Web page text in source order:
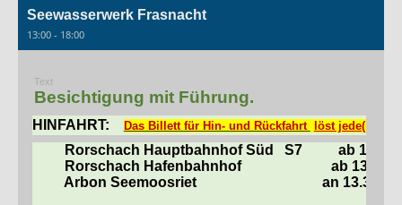
Seewasserwerk Frasnacht
13:00 - 18:00
Text
Besichtigung mit Führung.
HINFAHRT: Das Billett für Hin- und Rückfahrt löst jede(r)
Rorschach Hauptbahnhof Süd S7
ab 13.24
Rorschach Hafenbahnhof
ab 13.26
Arbon Seemoosriet
an 13.36